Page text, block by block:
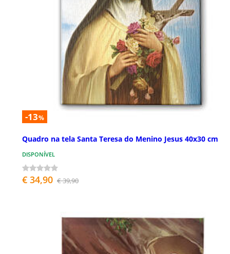
-13%
Quadro na tela Santa Teresa do Menino Jesus 40x30 cm
DISPONÍVEL
€ 34,90 € 39,90